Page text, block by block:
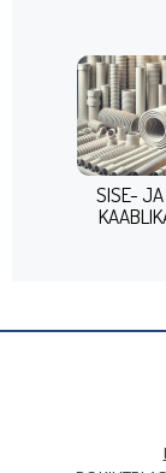
SISE- JA